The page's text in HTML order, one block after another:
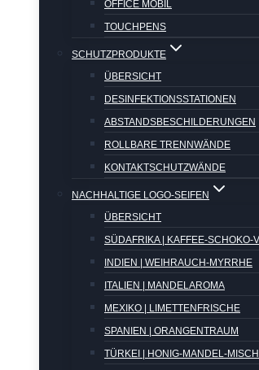
OFFICE MOBIL
TOUCHPENS
SCHUTZPRODUKTE
ÜBERSICHT
DESINFEKTIONSSTATIONEN
ABSTANDSBESCHILDERUNGEN
ROLLBARE TRENNWÄNDE
KONTAKTSCHUTZWÄNDE
NACHHALTIGE LOGO-SEIFEN
ÜBERSICHT
SÜDAFRIKA | KAFFEE-SCHOKO-
INDIEN | WEIHRAUCH-MYRRHE
ITALIEN | MANDELAROMA
MEXIKO | LIMETTENFRISCHE
SPANIEN | ORANGENTRAUM
TÜRKEI | HONIG-MANDEL-